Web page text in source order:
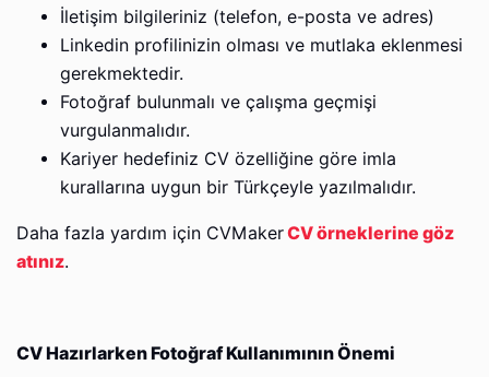
İletişim bilgileriniz (telefon, e-posta ve adres)
Linkedin profilinizin olması ve mutlaka eklenmesi
gerekmektedir.
Fotoğraf bulunmalı ve çalışma geçmişi
vurgulanmalıdır.
Kariyer hedefiniz CV özelliğine göre imla
kurallarına uygun bir Türkçeyle yazılmalıdır.
Daha fazla yardım için CVMakerCV örneklerine göz
atınız.
CV Hazırlarken Fotoğraf Kullanımının Önemi